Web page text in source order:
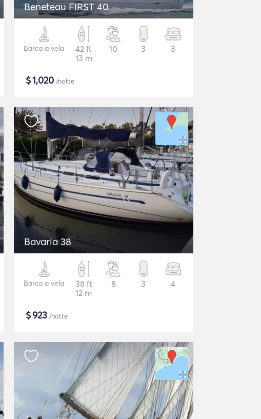
Beneteau FIRST 40
Barca a vela
42 ft
13 m
10 3 3
$1,020 /notte
Bavaria 38
Barca a vela
38 ft
12 m
8 3 4
$923 /notte